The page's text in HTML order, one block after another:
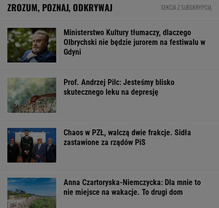
ZROZUM, POZNAJ, ODKRYWAJ SEKCJA Z SUBSKRYPCJĄ
Ministerstwo Kultury tłumaczy, dlaczego
Olbrychski nie będzie jurorem na festiwalu w
Gdyni
Prof. Andrzej Pilc: Jesteśmy blisko
skutecznego leku na depresję
Chaos w PZŁ, walczą dwie frakcje. Sidła
zastawione za rządów PiS
Anna Czartoryska-Niemczycka: Dla mnie to
nie miejsce na wakacje. To drugi dom